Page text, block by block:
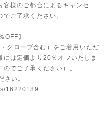
客様のご都合によるキャンセ
ご了承ください。
OFF】
グローブ含む）をご着用いただ
は定価より20％オフいたしま
でご了承ください）。
さい。
16220189